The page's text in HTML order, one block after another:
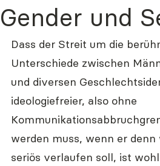
Gender und
Dass der Streit um die
Unterschiede zwischen
und diversen
ideologiefreier, also ohne
werden muss, wenn er
seriös verlaufen soll, ist